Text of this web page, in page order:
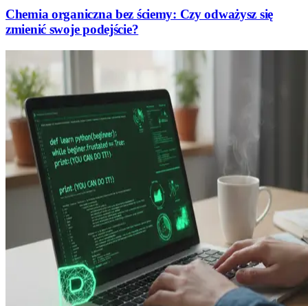
Chemia organiczna bez ściemy: Czy odważysz się
zmienić swoje podejście?